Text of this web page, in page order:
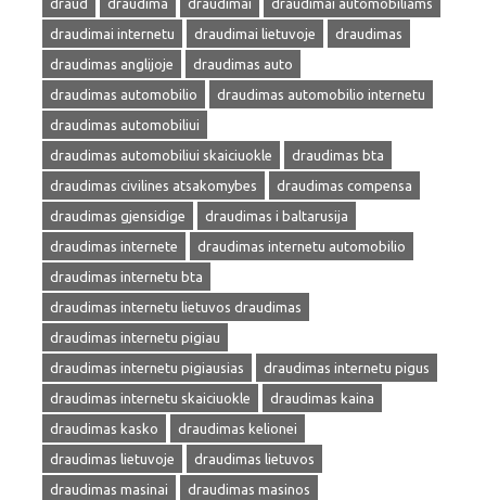
draud
draudima draudimai
draudimai automobiliams
draudimai internetu
draudimai lietuvoje
draudimas
draudimas anglijoje
draudimas auto
draudimas automobilio
draudimas automobilio internetu
draudimas automobiliui
draudimas automobiliui skaiciuokle
draudimas bta
draudimas civilines atsakomybes
draudimas compensa
draudimas gjensidige
draudimas i baltarusija
draudimas internete
draudimas internetu automobilio
draudimas internetu bta
draudimas internetu lietuvos draudimas
draudimas internetu pigiau
draudimas internetu pigiausias
draudimas internetu pigus
draudimas internetu skaiciuokle
draudimas kaina
draudimas kasko
draudimas kelionei
draudimas lietuvoje
draudimas lietuvos
draudimas masinai
draudimas masinos